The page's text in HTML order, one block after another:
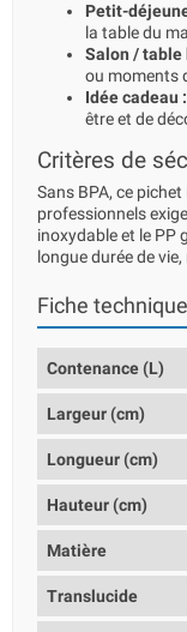
Petit-
la table du
Salon / table
ou moments
Idée cadeau :
être et de
Critères de
Sans BPA, ce
professionnels
inoxydable et le PP
longue durée de
Fiche technique
Contenance (L)
Largeur (cm)
Longueur (cm)
Hauteur (cm)
Matière
Translucide